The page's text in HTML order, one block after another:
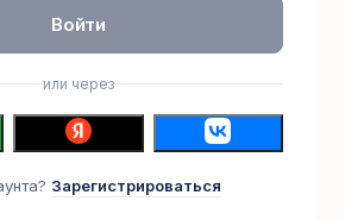
Войти
или через
Зарегистрироваться